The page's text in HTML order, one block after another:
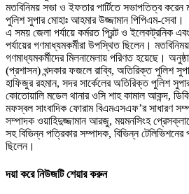
মতবিনিময় সভা ও ইফতার পার্টিতে সভাপতিত্ব করেন
পুলিশ সুপার মোহাঃ আহমার উজ্জামান পিপিএম-সেবা।
এ সময় জেলা পর্যায়ে কর্মরত প্রিন্ট ও ইলেকট্রনিক
পর্যায়ের গণমাধ্যমকর্মীরা উপস্থিত ছিলেন।
গণমাধ্যমকর্মীদের মিলনামেলায় পরিণত হয়েছে।
(প্রশাসন) খন্দকার ফজলে রাব্বি, অতিরিক্ত পুলিশ
হাফিজুর রহমান, সদর সার্কেলের অতিরিক্ত পুলিশ
কোতোয়ালি মডেল থানার ওসি শাহ কামাল আকন্দ,
মফস্বল সাংবাদিক ফোরাম বিএমএসএফ’র সাধারণ
সম্পাদক ওয়াহিদুজ্জামান আরজু, ময়মনসিংহ
সহ বিভিন্ন পত্রিকার সম্পাদক, বিভিন্ন টেলিভিশনের
ছিলেন।
দয়া করে নিউজটি শেয়ার করুন